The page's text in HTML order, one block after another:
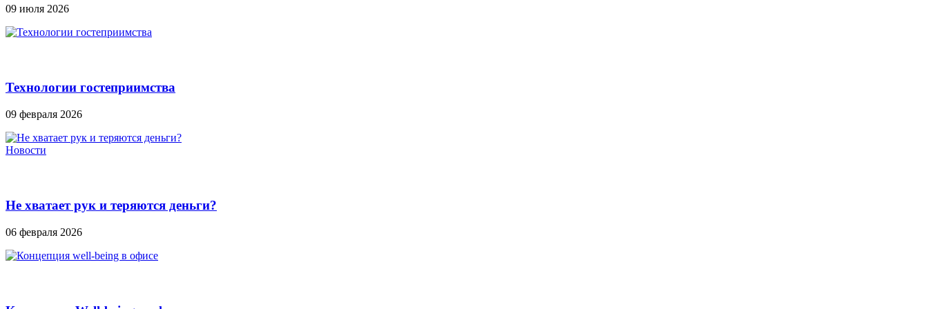
09 июля 2026
Технологии гостеприимства
09 февраля 2026
Новости
Не хватает рук и теряются деньги?
06 февраля 2026